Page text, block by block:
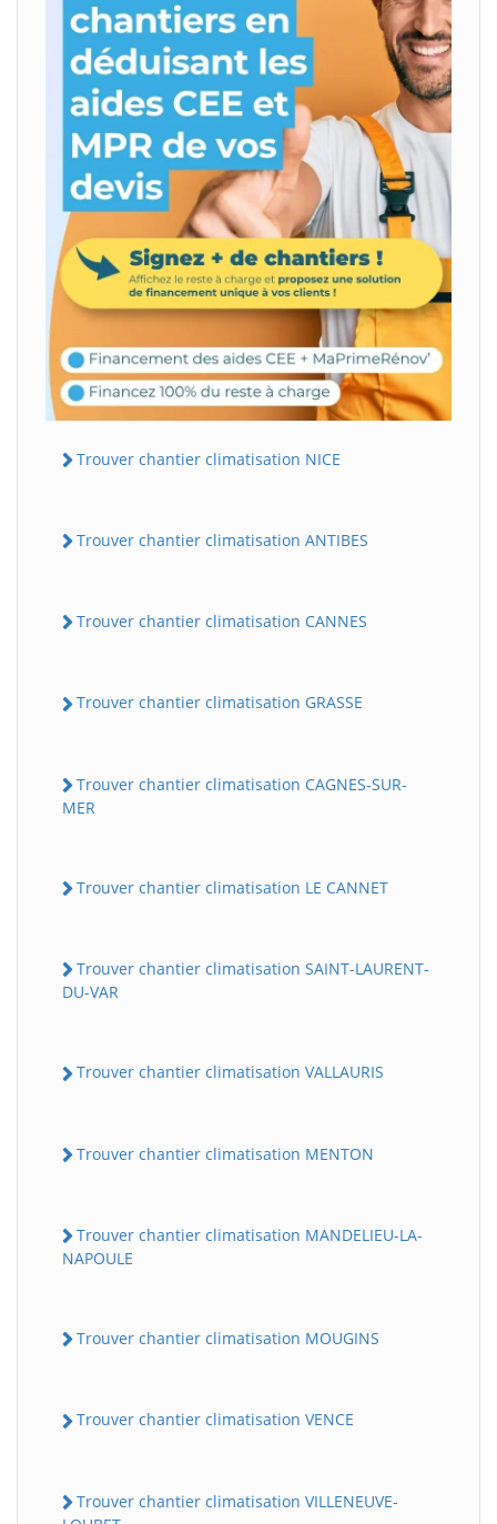
Trouver chantier climatisation NICE
Trouver chantier climatisation ANTIBES
Trouver chantier climatisation CANNES
Trouver chantier climatisation GRASSE
Trouver chantier climatisation CAGNES-SUR-
MER
Trouver chantier climatisation LE CANNET
Trouver chantier climatisation SAINT-LAURENT-
DU-VAR
Trouver chantier climatisation VALLAURIS
Trouver chantier climatisation MENTON
Trouver chantier climatisation MANDELIEU-LA-
NAPOULE
Trouver chantier climatisation MOUGINS
Trouver chantier climatisation VENCE
Trouver chantier climatisation VILLENEUVE-